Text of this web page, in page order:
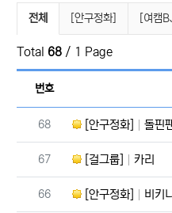
연예인뉴스 분류 목
전체 [안구정화] [여캠
Total 68 / 1 Page
번호
번호
68 [안구정화] 돌핀
번호
67 [걸그룹] 카리
번호
66 [안구정화] 비키